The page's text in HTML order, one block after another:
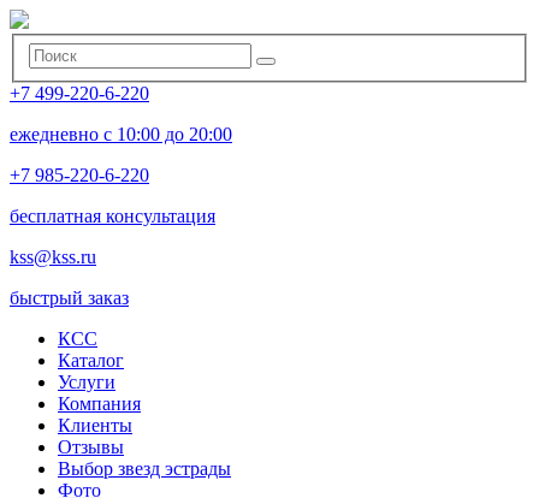
+7 499-220-6-220
ежедневно с 10:00 до 20:00
+7 985-220-6-220
бесплатная консультация
kss@kss.ru
быстрый заказ
КСС
Каталог
Услуги
Компания
Клиенты
Oтзывы
Выбор звезд эстрады
Фото